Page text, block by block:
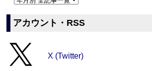
アカウント・RSS
X (Twitter)